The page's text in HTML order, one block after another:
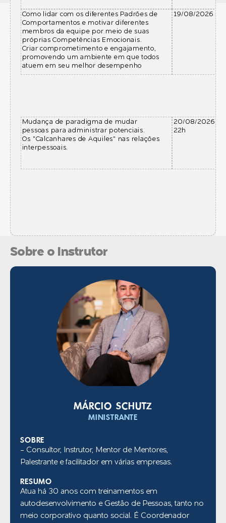
Como lidar com os diferentes Padrões de
Comportamentos e motivar diferentes
membros da equipe por meio de suas
próprias Competências Emocionais.
Criar comprometimento e engajamento,
promovendo um ambiente em que todos
atuem em seu melhor desempenho
19/08/2026 –
Mudança de paradigma de mudar
pessoas para administrar potenciais.
Os "Calcanhares de Aquiles" nas relações
interpessoais.
20/08/2026 –
22h
Sobre o Instrutor
MÁRCIO SCHUTZ
MINISTRANTE
SOBRE
- Consultor, Instrutor, Mentor de Mentores,
Palestrante e facilitador em várias empresas.
RESUMO
Atua há 30 anos com treinamentos em
autodesenvolvimento e Gestão de Pessoas, tanto no
meio corporativo quanto social. É Coordenador